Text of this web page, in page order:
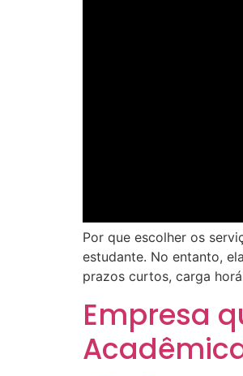
Por que escolher os
estudante. No entanto,
prazos curtos, carga
Empresa